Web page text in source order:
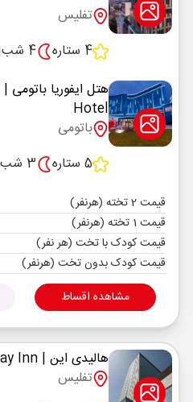
تفلیس
4 ستاره
4 شب
هتل ایفوریا باتومی
Hotel
باتومی
5 ستاره
3 شب
قیمت 2 تخته (هرنفر)
قیمت 1 تخته (هرنفر)
قیمت کودک با تخت (هر نفر)
قیمت کودک بدون تخت (هرنفر)
مشاهده اقساط
هالیدی این | Holiday Inn
تفلیس